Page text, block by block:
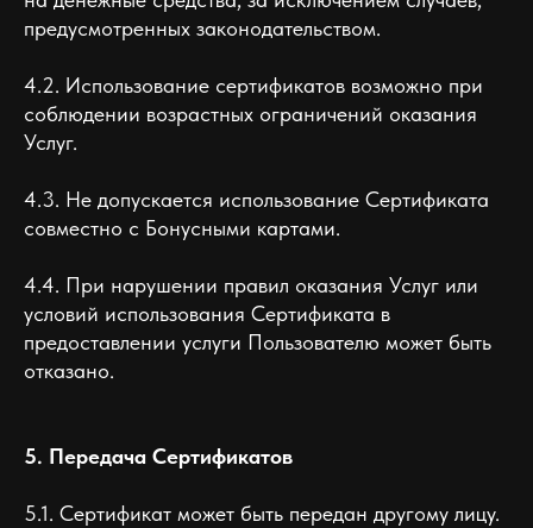
предусмотренных законодательством.
4.2. Использование сертификатов возможно при
соблюдении возрастных ограничений оказания
Услуг.
4.3. Не допускается использование Сертификата
совместно с Бонусными картами.
4.4. При нарушении правил оказания Услуг или
условий использования Сертификата в
предоставлении услуги Пользователю может быть
отказано.
5. Передача Сертификатов
5.1. Сертификат может быть передан другому лицу.